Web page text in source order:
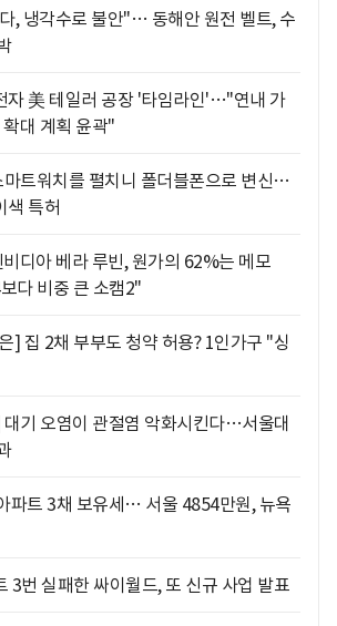
, 냉각수로 불안"… 동해안 원전 벨트, 수
자 美 테일러 공장 '타임라인'…"연내 가
대 계획 윤곽"
마트워치를 펼치니 폴더블폰으로 변신…
색 특허
디아 베라 루빈, 원가의 62%는 메모
다 비중 큰 소캠2"
] 집 2채 부부도 청약 허용? 1인가구 "싱
기 오염이 관절염 악화시킨다…서울대
파트 3채 보유세… 서울 4854만원, 뉴욕
3번 실패한 싸이월드, 또 신규 사업 발표